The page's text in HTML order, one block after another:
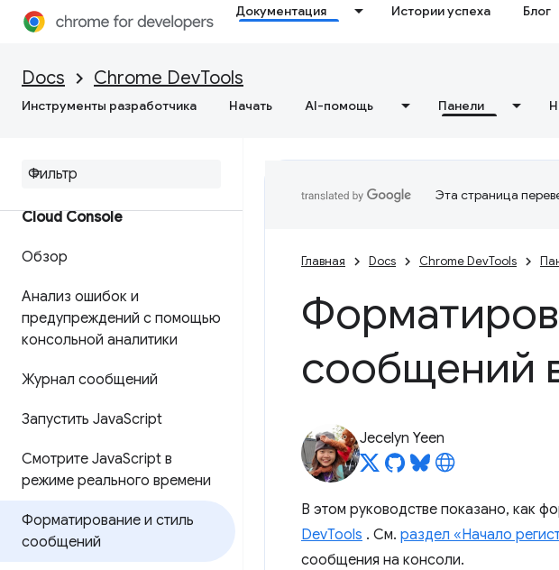
Документация Истории успеха Блог
Docs Chrome DevTools
Инструменты разработчика Начать AI-помощь Панели
Элементы
Обзор
ДОМ
Cloud Console
Обзор
Анализ ошибок и
предупреждений с помощью
консольной аналитики
Журнал сообщений
Запустить JavaScript
Смотрите JavaScript в
режиме реального времени
Форматирование и стиль
сообщений
Эта страница
Главная Docs Chrome DevTools
сообщений
Jecelyn Yeen
В этом руководстве показано, как
DevTools . См. раздел «Начало
сообщения на консоли.